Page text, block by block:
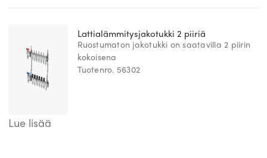
Lattialämmitysjakotukki 2 piiriä
Ruostumaton jakotukki on saatavilla 2 piirin
kokoisena
Tuotenro. 56302
Lue lisää